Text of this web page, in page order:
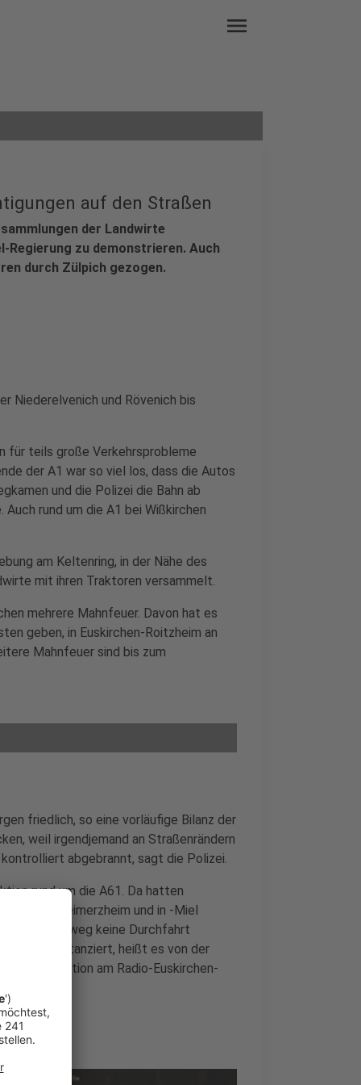
menu
auf den Straßen
der Landwirte
Regierung zu demonstrieren. Auch
durch Zülpich gezogen.
Niederelvenich und Rövenich bis
für teils große Verkehrsprobleme
der A1 war so viel los, dass die Autos
und die Polizei die Bahn ab
rund um die A1 bei Wißkirchen
am Keltenring, in der Nähe des
mit ihren Traktoren versammelt.
mehrere Mahnfeuer. Davon hat es
geben, in Euskirchen-Roitzheim an
Mahnfeuer sind bis zum
friedlich, so eine vorläufige Bilanz der
weil irgendjemand an Straßenrändern
abgebrannt, sagt die Polizei.
rund um die A61. Da hatten
Heimerzheim und in -Miel
hinweg keine Durchfahrt
davon distanziert, heißt es von der
diese Aktion am Radio-Euskirchen-